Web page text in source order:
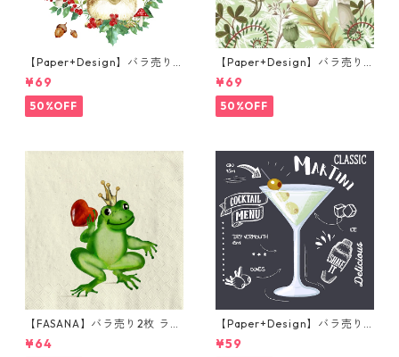
【Paper+Design】バラ売り2
枚 ランチサイズ ペーパーナプ
キン Forest Squirrel ホワイ
ト
¥69
50%OFF
【Paper+Design】バラ売り2
枚 ランチサイズ ペーパーナプ
キン Forest Fungi グリーン
¥69
50%OFF
【FASANA】バラ売り2枚 ラン
チサイズ ペーパーナプキン Fr
og prince ナチュラル
¥64
【Paper+Design】バラ売り2
枚 カクテルサイズ ペーパーナ
プキン Martini ブラック
¥59